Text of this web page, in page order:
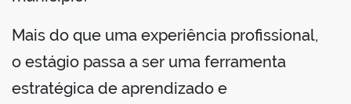
Mais do que uma experiência profissional,
o estágio passa a ser uma ferramenta
estratégica de aprendizado e